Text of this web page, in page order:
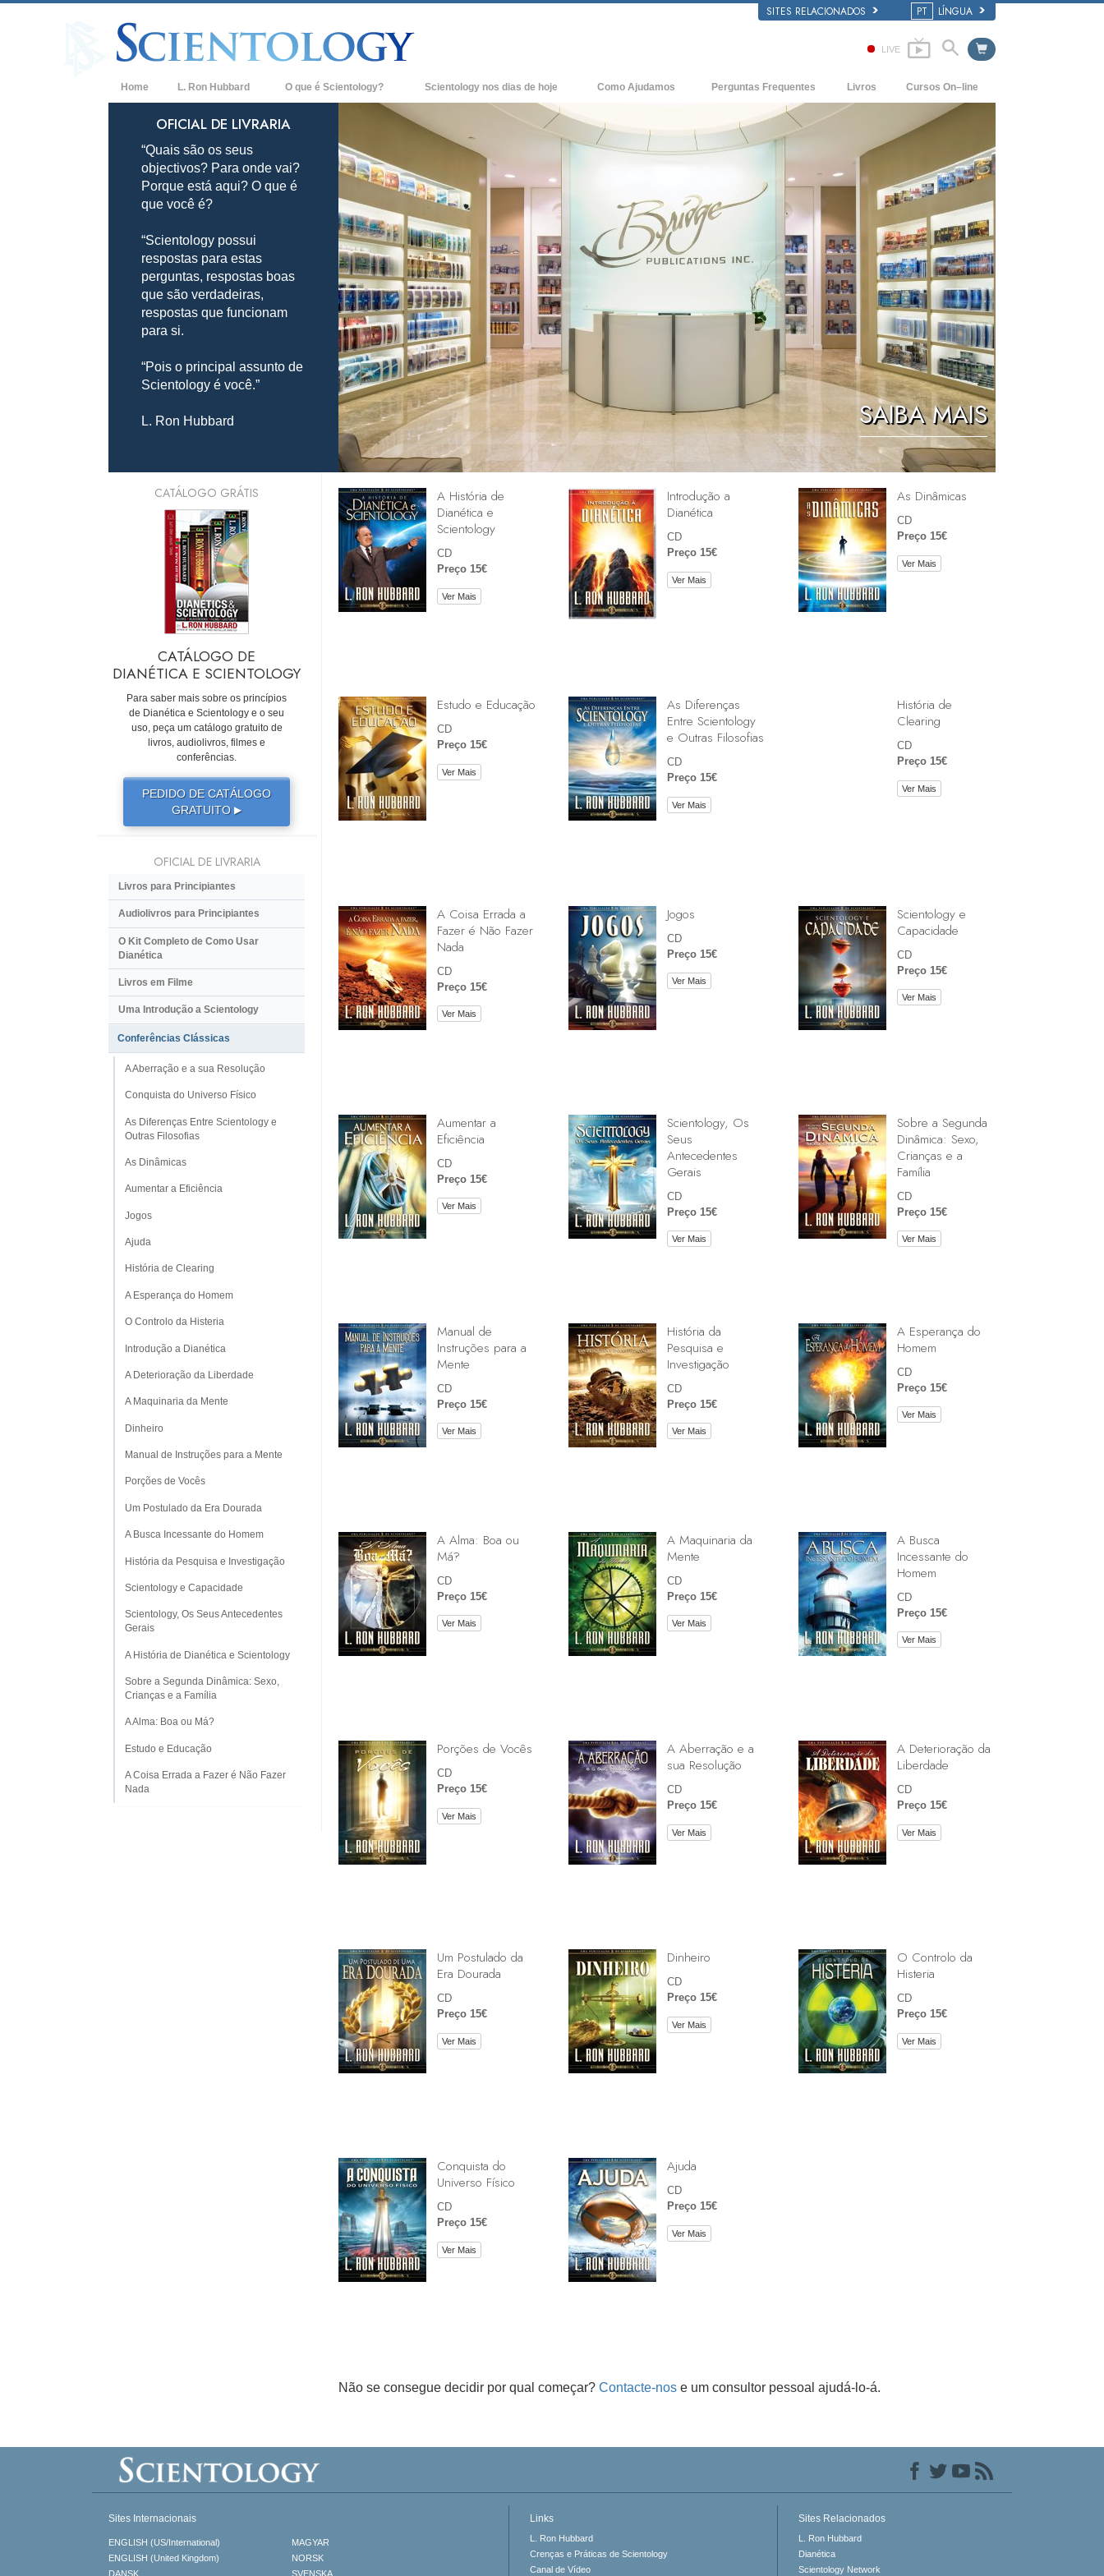
SITES RELACIONADOS PT LÍNGUA
LIVE
Home L. Ron Hubbard O que é Scientology?
Crenças e Práticas
Credos e Códigos de Scientology
Aquilo que os Scientologists Dizem
sobre Scientology
Conheça um Scientologist
Dentro duma Igreja
Os Princípios Básicos de Scientology
Uma Introdução a Dianética
Amor e Ódio –
O que é a Grandeza?
Scientology nos dias de hoje
Igrejas de Scientology
Novas Igrejas de Scientology
Organizações Avançadas
Base em Terra de Flag
Freewinds
A levar Scientology ao Mundo
David Miscavige - Líder Eclesiástico de
Scientology
Como Ajudamos Perguntas Frequentes
Antecedentes e Princípios Básicos
Dentro duma Igreja
A Organização de Scientology
Livros
Livros para Principiantes
Audiolivros
Conferências Introdutórias
Cursos On–line
COMO RESOLVER CONFLITOS
As Dinâmicas da Existência
Os Componentes da Compreensão
Soluções para um Ambiente Perigoso
Ajudas para Doenças e Lesões
Integridade e Honestidade
Casamento
A Escala de Tom Emocional
Respostas às Drogas
Ferramentas para o Local de Trabalho
A Ética e as Condições
A Causa da Supressão
Investigações
Básicos de Organizar
Fundamentos das Relações Públicas
SAIBA MAIS
OFICIAL DE LIVRARIA
“Quais são os seus
objectivos? Para onde vai?
Porque está aqui? O que é
que você é?
“Scientology possui
respostas para estas
perguntas, respostas boas
que são verdadeiras,
respostas que funcionam
para si.
“Pois o principal assunto de
Scientology é você.”
L. Ron Hubbard
A História de
Dianética e
Scientology
CD
Preço 15€
Ver Mais
Introdução a
Dianética
CD
Preço 15€
Ver Mais
As Dinâmicas
CD
Preço 15€
Ver Mais
Estudo e Educação
CD
Preço 15€
Ver Mais
As Diferenças
Entre Scientology
e Outras Filosofias
CD
Preço 15€
Ver Mais
História de
Clearing
CD
Preço 15€
Ver Mais
A Coisa Errada a
Fazer é Não Fazer
Nada
CD
Preço 15€
Ver Mais
Jogos
CD
Preço 15€
Ver Mais
Scientology e
Capacidade
CD
Preço 15€
Ver Mais
Aumentar a
Eficiência
CD
Preço 15€
Ver Mais
Scientology, Os
Seus
Antecedentes
Gerais
CD
Preço 15€
Ver Mais
Sobre a Segunda
Dinâmica: Sexo,
Crianças e a
Família
CD
Preço 15€
Ver Mais
Manual de
Instruções para a
Mente
CD
Preço 15€
Ver Mais
História da
Pesquisa e
Investigação
CD
Preço 15€
Ver Mais
A Esperança do
Homem
CD
Preço 15€
Ver Mais
A Alma: Boa ou
Má?
CD
Preço 15€
Ver Mais
A Maquinaria da
Mente
CD
Preço 15€
Ver Mais
A Busca
Incessante do
Homem
CD
Preço 15€
Ver Mais
Porções de Vocês
CD
Preço 15€
Ver Mais
A Aberração e a
sua Resolução
CD
Preço 15€
Ver Mais
A Deterioração da
Liberdade
CD
Preço 15€
Ver Mais
Um Postulado da
Era Dourada
CD
Preço 15€
Ver Mais
Dinheiro
CD
Preço 15€
Ver Mais
O Controlo da
Histeria
CD
Preço 15€
Ver Mais
Conquista do
Universo Físico
CD
Preço 15€
Ver Mais
Ajuda
CD
Preço 15€
Ver Mais
Não se consegue decidir por qual começar? Contacte-nos e um consultor pessoal ajudá-lo-á.
CATÁLOGO GRÁTIS
CATÁLOGO DE
DIANÉTICA E SCIENTOLOGY
Para saber mais sobre os princípios
de Dianética e Scientology e o seu
uso, peça um catálogo gratuito de
livros, audiolivros, filmes e
conferências.
PEDIDO DE CATÁLOGO
GRATUITO ▶
OFICIAL DE LIVRARIA
Livros para Principiantes
Audiolivros para Principiantes
O Kit Completo de Como Usar
Dianética
Livros em Filme
Uma Introdução a Scientology
Conferências Clássicas
A Aberração e a sua Resolução
Conquista do Universo Físico
As Diferenças Entre Scientology e
Outras Filosofias
As Dinâmicas
Aumentar a Eficiência
Jogos
Ajuda
História de Clearing
A Esperança do Homem
O Controlo da Histeria
Introdução a Dianética
A Deterioração da Liberdade
A Maquinaria da Mente
Dinheiro
Manual de Instruções para a Mente
Porções de Vocês
Um Postulado da Era Dourada
A Busca Incessante do Homem
História da Pesquisa e Investigação
Scientology e Capacidade
Scientology, Os Seus Antecedentes
Gerais
A História de Dianética e Scientology
Sobre a Segunda Dinâmica: Sexo,
Crianças e a Família
A Alma: Boa ou Má?
Estudo e Educação
A Coisa Errada a Fazer é Não Fazer
Nada
Sites Internacionais
ENGLISH (US/International)
ENGLISH (United Kingdom)
DANSK
MAGYAR
NORSK
SVENSKA
Links
L. Ron Hubbard
Crenças e Práticas de Scientology
Canal de Vídeo
Sites Relacionados
L. Ron Hubbard
Dianética
Scientology Network